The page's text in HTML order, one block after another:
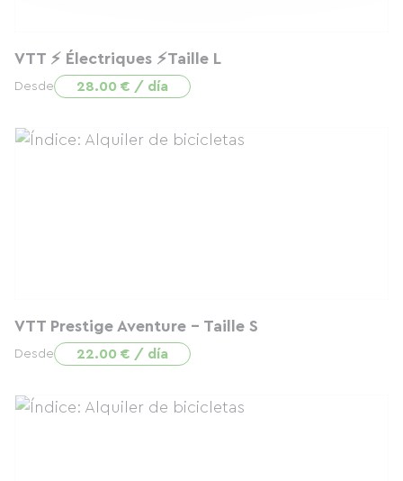
VTT ⚡️ Électriques ⚡️Taille L
Desde 28.00 € / día
VTT Prestige Aventure - Taille S
Desde 22.00 € / día